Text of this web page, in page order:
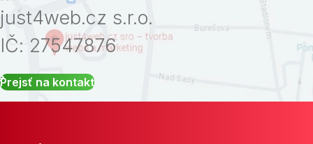
just4web.cz s.r.o.
IČ: 27547876
Prejsť na kontakt